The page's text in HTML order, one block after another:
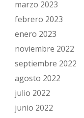
marzo 2023
febrero 2023
enero 2023
noviembre 2022
septiembre 2022
agosto 2022
julio 2022
junio 2022